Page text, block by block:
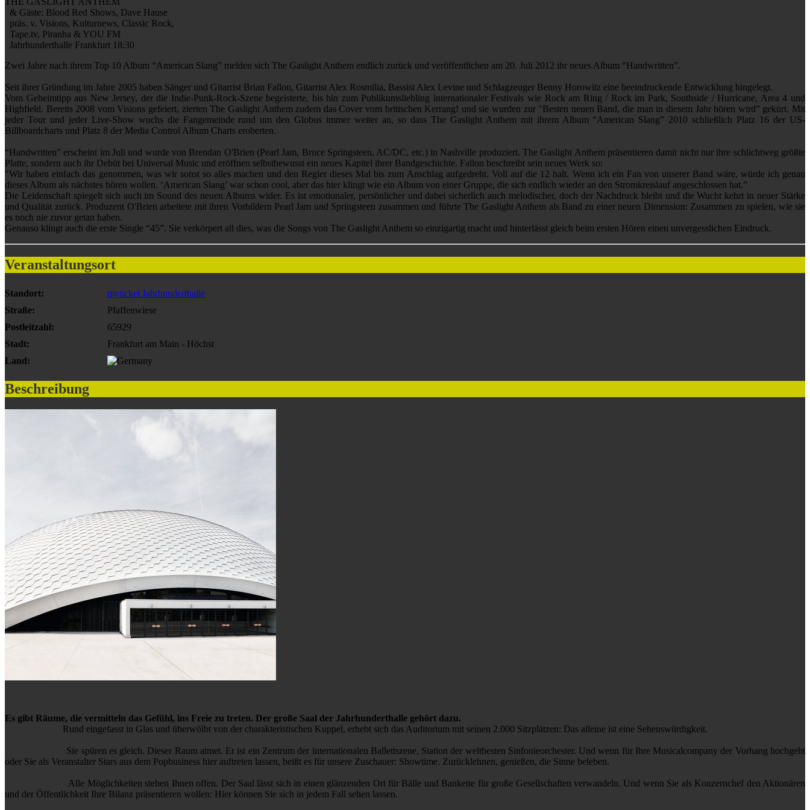
& Gäste: Blood Red Shows, Dave Hause
präs. v. Visions, Kulturnews, Classic Rock,
Tape.tv, Piranha & YOU FM
Jahrhunderthalle Frankfurt 18:30
Zwei Jahre nach ihrem Top 10 Album “American Slang” melden sich The Gaslight Anthem endlich zurück und veröffentlichen am 20. Juli 2012 ihr neues Album “Handwritten”.
Seit ihrer Gründung im Jahre 2005 haben Sänger und Gitarrist Brian Fallon, Gitarrist Alex Rosmilia, Bassist Alex Levine und Schlagzeuger Benny Horowitz eine beeindruckende Entwicklung hingelegt.
Vom Geheimtipp aus New Jersey, der die Indie-Punk-Rock-Szene begeisterte, bis hin zum Publikumsliebling internationaler Festivals wie Rock am Ring / Rock im Park, Southside / Hurricane, Area 4 und
Highfield. Bereits 2008 vom Visions gefeiert, zierten The Gaslight Anthem zudem das Cover vom britischen Kerrang! und sie wurden zur "Besten neuen Band, die man in diesem Jahr hören wird” gekürt. Mit
jeder Tour und jeder Live-Show wuchs die Fangemeinde rund um den Globus immer weiter an, so dass The Gaslight Anthem mit ihrem Album “American Slang” 2010 schließlich Platz 16 der US-
Billboardcharts und Platz 8 der Media Control Album Charts eroberten.
“Handwritten” erscheint im Juli und wurde von Brendan O'Brien (Pearl Jam, Bruce Springsteen, AC/DC, etc.) in Nashville produziert. The Gaslight Anthem präsentieren damit nicht nur ihre schlichtweg größte
Platte, sondern auch ihr Debüt bei Universal Music und eröffnen selbstbewusst ein neues Kapitel ihrer Bandgeschichte. Fallon beschreibt sein neues Werk so:
"Wir haben einfach das genommen, was wir sonst so alles machen und den Regler dieses Mal bis zum Anschlag aufgedreht. Voll auf die 12 halt. Wenn ich ein Fan von unserer Band wäre, würde ich genau
dieses Album als nächstes hören wollen. ‘American Slang’ war schon cool, aber das hier klingt wie ein Album von einer Gruppe, die sich endlich wieder an den Stromkreislauf angeschlossen hat.”
Die Leidenschaft spiegelt sich auch im Sound des neuen Albums wider. Es ist emotionaler, persönlicher und dabei sicherlich auch melodischer, doch der Nachdruck bleibt und die Wucht kehrt in neuer Stärke
und Qualität zurück. Produzent O'Brien arbeitete mit ihren Vorbildern Pearl Jam und Springsteen zusammen und führte The Gaslight Anthem als Band zu einer neuen Dimension: Zusammen zu spielen, wie sie
es noch nie zuvor getan haben.
Genauso klingt auch die erste Single “45”. Sie verkörpert all dies, was die Songs von The Gaslight Anthem so einzigartig macht und hinterlässt gleich beim ersten Hören einen unvergesslichen Eindruck.
Veranstaltungsort
Standort:
myticket Jahrhunderthalle
Straße:
Pfaffenwiese
Postleitzahl:
65929
Stadt:
Frankfurt am Main - Höchst
Land:
Beschreibung
Es gibt Räume, die vermitteln das Gefühl, ins Freie zu treten. Der große Saal der Jahrhunderthalle gehört dazu.
Rund eingefasst in Glas und überwölbt von der charakteristischen Kuppel, erhebt sich das Auditorium mit seinen 2.000 Sitzplätzen: Das alleine ist eine Sehenswürdigkeit.
Sie spüren es gleich. Dieser Raum atmet. Er ist ein Zentrum der internationalen Ballettszene, Station der weltbesten Sinfonieorchester. Und wenn für Ihre Musicalcompany der Vorhang hochgeht
oder Sie als Veranstalter Stars aus dem Popbusiness hier auftreten lassen, heißt es für unsere Zuschauer: Showtime. Zurücklehnen, genießen, die Sinne beleben.
Alle Möglichkeiten stehen Ihnen offen. Der Saal lässt sich in einen glänzenden Ort für Bälle und Bankette für große Gesellschaften verwandeln. Und wenn Sie als Konzernchef den Aktionären
und der Öffentlichkeit Ihre Bilanz präsentieren wollen: Hier können Sie sich in jedem Fall sehen lassen.